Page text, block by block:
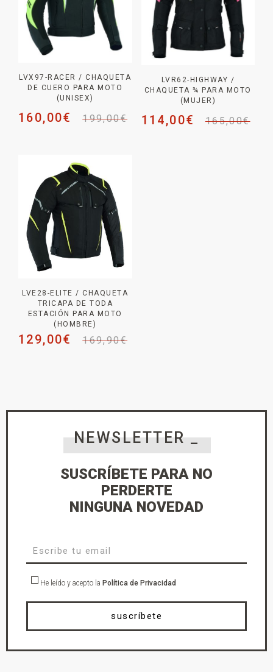
LVX97-RACER / CHAQUETA
DE CUERO PARA MOTO
(UNISEX)
199,00€
160,00€
LVR62-HIGHWAY /
CHAQUETA ¾ PARA MOTO
(MUJER)
165,00€
114,00€
LVE28-ELITE / CHAQUETA
TRICAPA DE TODA
ESTACIÓN PARA MOTO
(HOMBRE)
169,90€
129,00€
NEWSLETTER _
SUSCRÍBETE PARA NO
PERDERTE
NINGUNA NOVEDAD
He leído y acepto la Política de Privacidad
suscríbete